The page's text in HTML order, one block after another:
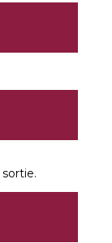
sortie.